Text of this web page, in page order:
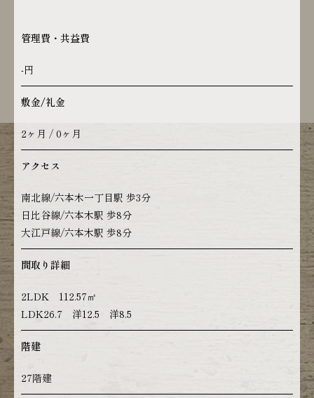
管理費・共益費
-円
敷金/礼金
2ヶ月 / 0ヶ月
アクセス
南北線/六本木一丁目駅 歩3分
日比谷線/六本木駅 歩8分
大江戸線/六本木駅 歩8分
間取り詳細
2LDK 112.57㎡
LDK26.7 洋12.5 洋8.5
階建
27階建